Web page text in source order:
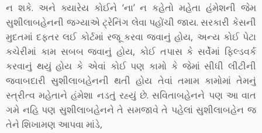
ન શકે. અને ક્યારેય કોઈને ‘ના’ ન કહેતો મહેતા હંમેશની જેમ
સુશીલાબહેનની જગ્યાએ ટ્રેનિંગ લેવા પહોંચી જાય. સરકારી કેસની
મુદતમાં દફતર લઈ કોર્ટમાં રજૂ કરવા જવાનું હોય, અન્ય કોઈ પેટા
કચેરીમાં કામ સબબ જવાનું હોય, કોઈ તપાસ કે સર્વેમાં ફિલ્ડવર્ક
કરવાનું થયું હોય કે એવાં કોઈ પણ કામો કે જેમાં સીધી લીટીની
જવાબદારી સુશીલાબહેનની થતી હોય તેવાં તમામ કામોમાં તેમનું
સ્ત્રીત્વ મહેતાને હંમેશા નડતું રહ્યું છે. સવિતાબહેનને પણ આ વાત
ગમે નહિ પણ સુશીલાબહેનને તે સમજાવે તે પહેલાં સુશીલાબહેન જ
તેને શિખામણ આપવા માંડે,